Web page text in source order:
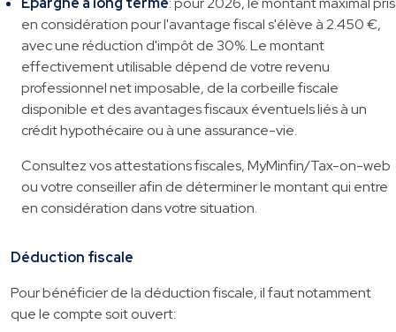
en considération pour l'avantage fiscal s'élève à 2.450 €,
avec une réduction d'impôt de 30%. Le montant
effectivement utilisable dépend de votre revenu
professionnel net imposable, de la corbeille fiscale
disponible et des avantages fiscaux éventuels liés à un
crédit hypothécaire ou à une assurance-vie.
Consultez vos attestations fiscales, MyMinfin/Tax-on-web
ou votre conseiller afin de déterminer le montant qui entre
en considération dans votre situation.
Déduction fiscale
Pour bénéficier de la déduction fiscale, il faut notamment
que le compte soit ouvert: